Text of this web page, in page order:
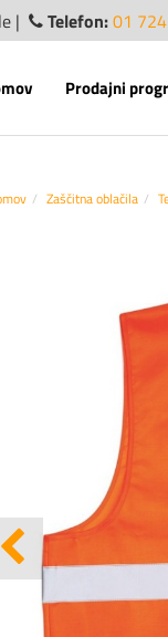
| Telefon:01
Prodajni
Zaščitna oblačila